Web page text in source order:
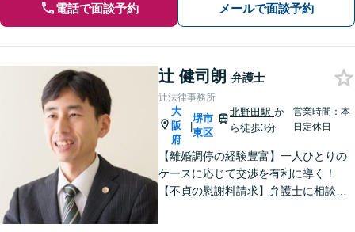
電話で面談予約 メールで面談予約
辻 健司朗 弁護士
辻法律事務所
大
阪
府
|
堺市
東区
北野田駅か
ら徒歩3分
営業時間：本
日定休日
【離婚調停の経験豊富】一人ひとりの
ケースに応じて交渉を有利に導く！
【不貞の慰謝料請求】弁護士に相談す